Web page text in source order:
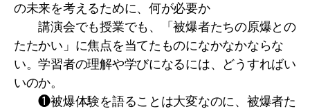
の未来を考えるために、何が必要か
講演会でも授業でも、「被爆者たちの原爆との
たたかい」に焦点を当てたものになかなかならな
い。学習者の理解や学びになるには、どうすればい
いのか。
❶被爆体験を語ることは大変なのに、被爆者た